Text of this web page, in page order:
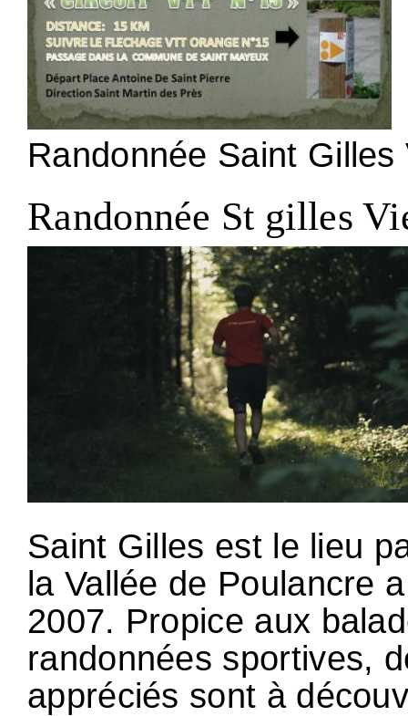
Randonnée Saint
Randonnée St gilles
Saint Gilles est le lieu
la Vallée de Poulancre
2007. Propice aux
randonnées sportives,
appréciés sont à